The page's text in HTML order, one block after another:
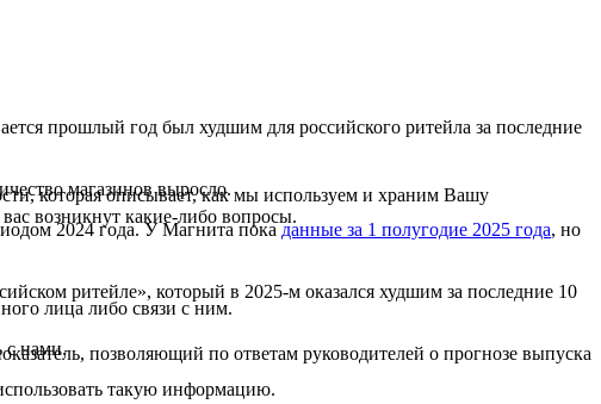
прошлый год был худшим для российского ритейла за последние
магазинов выросло.
2024 года. У Магнита покаданные за 1 полугодие 2025 года, но
ритейле», который в 2025-м оказался худшим за последние 10
позволяющий по ответам руководителей о прогнозе выпуска
которая описывает, как мы используем и храним Вашу
возникнут какие-либо вопросы.
лица либо связи с ним.
с нами.
такую информацию.